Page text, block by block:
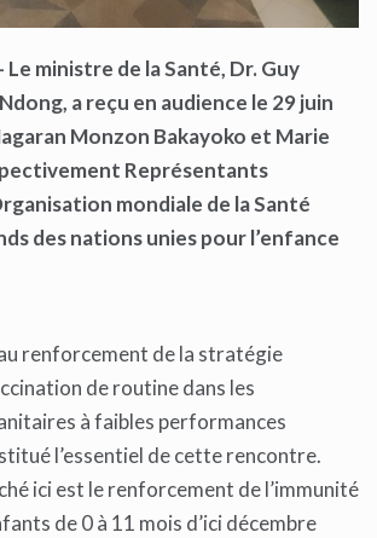
Le ministre de la Santé, Dr. Guy
a reçu en audience le 29 juin
Monzon Bakayoko et Marie
Représentants
mondiale de la Santé
des nations unies pour l’enfance
renforcement de la stratégie
de routine dans les
à faibles performances
l’essentiel de cette rencontre.
ici est le renforcement de l’immunité
de 0 à 11 mois d’ici décembre